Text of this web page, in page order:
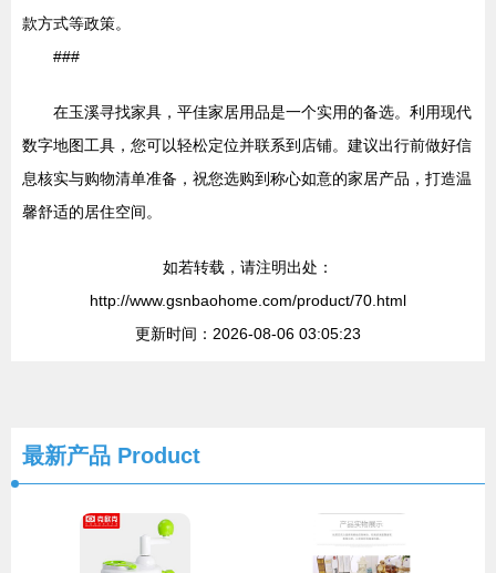
款方式等政策。
###
在玉溪寻找家具，平佳家居用品是一个实用的备选。利用现代
数字地图工具，您可以轻松定位并联系到店铺。建议出行前做好信
息核实与购物清单准备，祝您选购到称心如意的家居产品，打造温
馨舒适的居住空间。
如若转载，请注明出处：
http://www.gsnbaohome.com/product/70.html
更新时间：2026-08-06 03:05:23
最新产品 Product